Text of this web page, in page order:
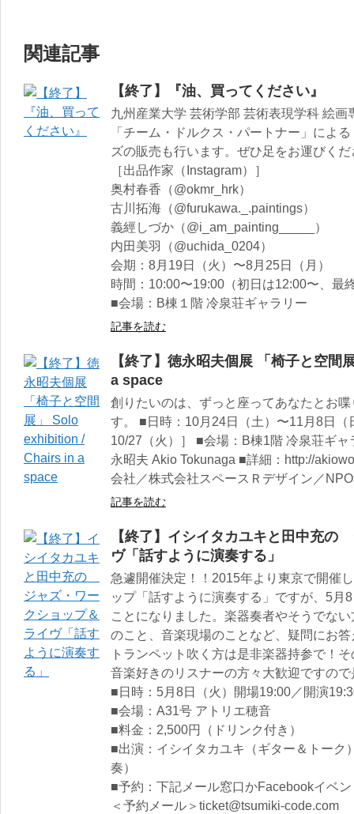
関連記事
【終了】『油、買ってください』
九州産業大学 芸術学部 芸術表現学科 絵
「チーム・ドルクス・パートナー」によ
ズの販売も行います。ぜひ足をお運びくだ
［出品作家（Instagram）］
奥村春香（@okmr_hrk）
古川拓海（@furukawa._.paintings）
義經しづか（@i_am_painting_____）
内田美羽（@uchida_0204）
会期：8月19日（火）〜8月25日（月）
時間：10:00〜19:00（初日は12:00〜、最
■会場：B棟１階 冷泉荘ギャラリー
記事を読む
【終了】徳永昭夫個展 「椅子と空
a space
創りたいのは、ずっと座ってあなたとお
す。 ■日時：10月24日（土）〜11月8日（
10/27（火）］ ■会場：B棟1階 冷泉荘ギ
永昭夫 Akio Tokunaga ■詳細：http://
会社／株式会社スペースＲデザイン／
記事を読む
【終了】イシイタカユキと田中充
ヴ「話すように演奏する」
急遽開催決定！！2015年より東京で開催
ップ「話すように演奏する」ですが、5月
ことになりました。楽器奏者やそうでな
のこと、音楽現場のことなど、疑問にお
トランペット吹く方は是非楽器持参で！
音楽好きのリスナーの方々大歓迎ですの
■日時：5月8日（火）開場19:00／開演
■会場：A31号 アトリエ穂音
■料金：2,500円（ドリンク付き）
■出演：イシイタカユキ（ギター＆トーク
奏）
■予約：下記メール窓口かFacebookイベ
＜予約メール＞ticket@tsumiki-code.com